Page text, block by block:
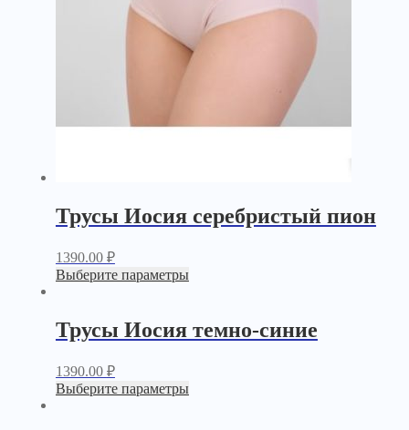
Трусы Иосия серебристый пион
1390.00 ₽
Выберите параметры
Трусы Иосия темно-синие
1390.00 ₽
Выберите параметры